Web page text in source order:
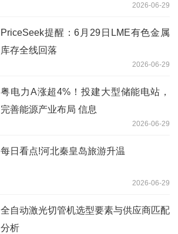
2026-06-29
PriceSeek提醒：6月29日LME有色金属
库存全线回落
2026-06-29
粤电力A涨超4%！投建大型储能电站，
完善能源产业布局 信息
2026-06-29
每日看点!河北秦皇岛旅游升温
2026-06-29
全自动激光切管机选型要素与供应商匹配
分析